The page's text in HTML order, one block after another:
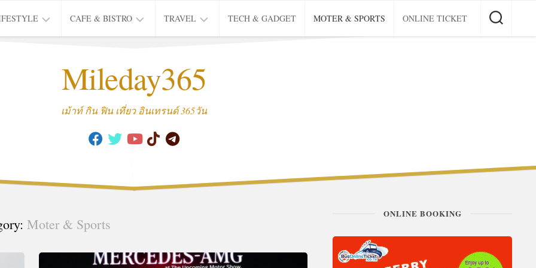
CAFE & BISTRO
CAFE
TRAVEL
THAI
TRIP
TECH & GADGET MOTER & SPORTS ONLINE TICKET
Mileday365
เม้าท์ กิน ฟิน เที่ยว อินเทรนด์ 365วัน
Moter & Sports
ONLINE BOOKING